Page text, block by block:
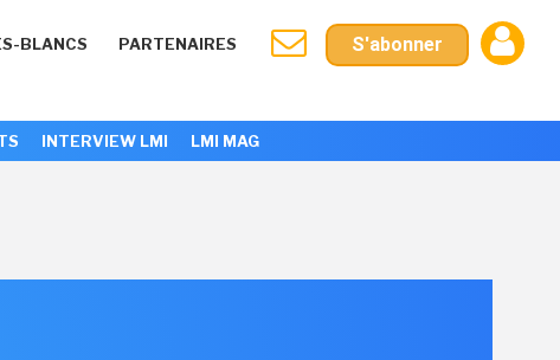
BLANCS PARTENAIRES S'abonner
INTERVIEW LMI LMI MAG